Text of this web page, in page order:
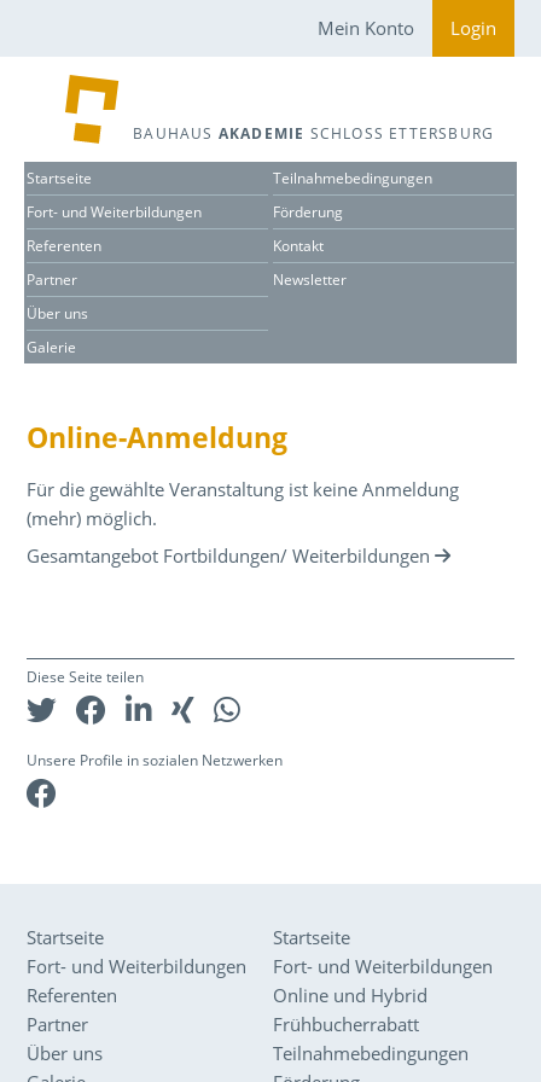
Mein Konto Login
BAUHAUS AKADEMIE SCHLOSS ETTERSBURG
Startseite
Fort- und Weiterbildungen
Referenten
Partner
Über uns
Galerie
Teilnahmebedingungen
Förderung
Kontakt
Newsletter
Online-Anmeldung
Für die gewählte Veranstaltung ist keine Anmeldung
(mehr) möglich.
Gesamtangebot Fortbildungen/ Weiterbildungen
Diese Seite teilen
Unsere Profile in sozialen Netzwerken
Startseite
Fort- und Weiterbildungen
Referenten
Partner
Über uns
Startseite
Fort- und Weiterbildungen
Online und Hybrid
Frühbucherrabatt
Teilnahmebedingungen